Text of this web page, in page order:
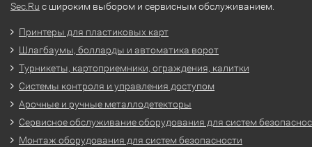
Sec.Ru с широким выбором и сервисным обслуживанием.
Принтеры для пластиковых карт
Шлагбаумы, болларды и автоматика ворот
Турникеты, картоприемники, ограждения, калитки
Системы контроля и управления доступом
Арочные и ручные металлодетекторы
Сервисное обслуживание оборудования для систем
Монтаж оборудования для систем безопасности